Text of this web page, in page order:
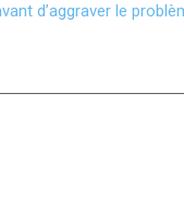
d’aggraver le